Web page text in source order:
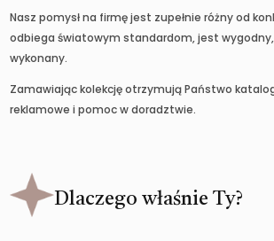
Nasz pomysł na firmę jest zupełnie różny od
odbiega światowym standardom, jest
wykonany.
Zamawiając kolekcję otrzymują Państwo
reklamowe i pomoc w doradztwie.
Dlaczego właśnie Ty?